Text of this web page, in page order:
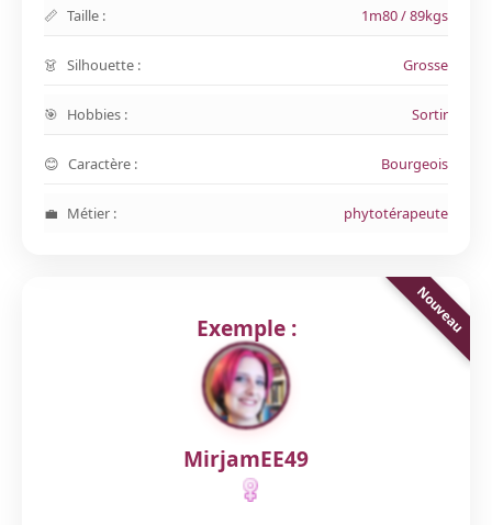
Taille : 1m80 / 89kgs
Silhouette : Grosse
Hobbies : Sortir
Caractère : Bourgeois
Métier : phytotérapeute
Exemple :
MirjamEE49